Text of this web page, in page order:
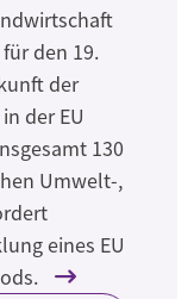
den 19.
der
der EU
130
Umwelt-,
eines EU